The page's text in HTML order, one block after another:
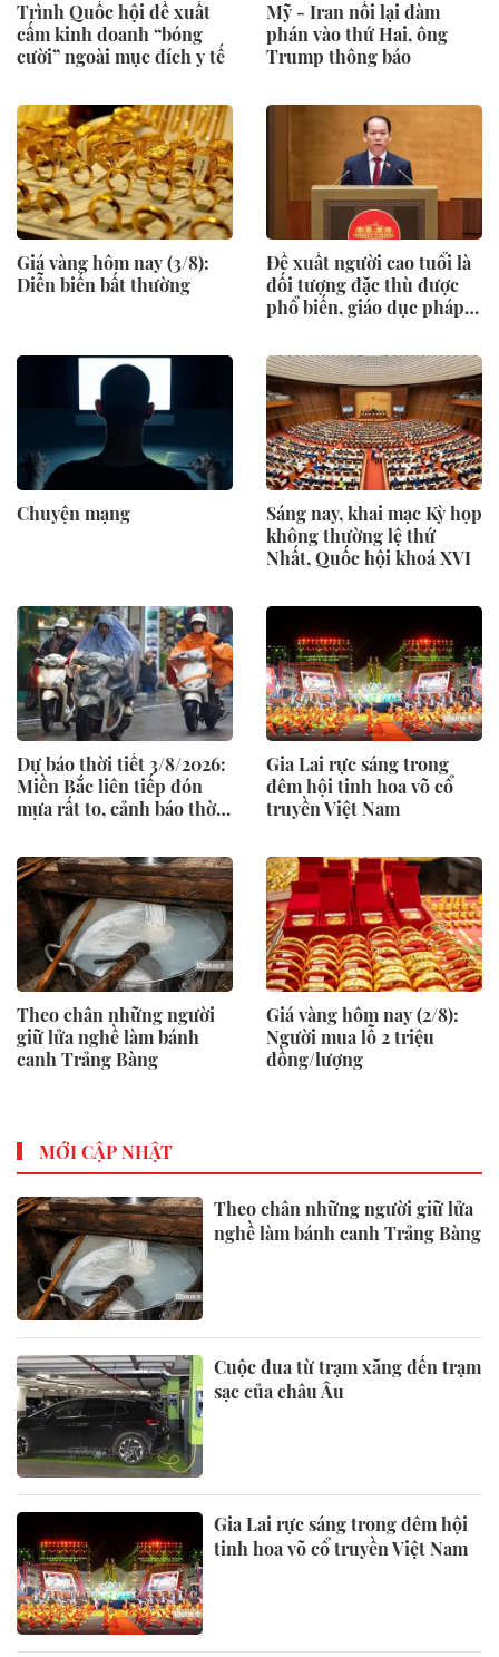
Trình Quốc hội đề xuất
cấm kinh doanh “bóng
cười” ngoài mục đích y tế
Mỹ - Iran nối lại đàm
phán vào thứ Hai, ông
Trump thông báo
Giá vàng hôm nay (3/8):
Diễn biến bất thường
Đề xuất người cao tuổi là
đối tượng đặc thù được
phổ biến, giáo dục pháp
Chuyện mạng
Sáng nay, khai mạc Kỳ họp
không thường lệ thứ
Nhất, Quốc hội khoá XVI
Dự báo thời tiết 3/8/2026:
Miền Bắc liên tiếp đón
mưa rất to, cảnh báo thời
Gia Lai rực sáng trong
đêm hội tinh hoa võ cổ
truyền Việt Nam
Theo chân những người
giữ lửa nghề làm bánh
canh Trảng Bàng
Giá vàng hôm nay (2/8):
Người mua lỗ 2 triệu
đồng/lượng
MỚI CẬP NHẬT
Theo chân những người giữ lửa
nghề làm bánh canh Trảng Bàng
Cuộc đua từ trạm xăng đến trạm
sạc của châu Âu
Gia Lai rực sáng trong đêm hội
tinh hoa võ cổ truyền Việt Nam